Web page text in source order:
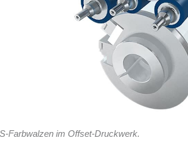
Farbwalzen im Offset-Druckwerk.